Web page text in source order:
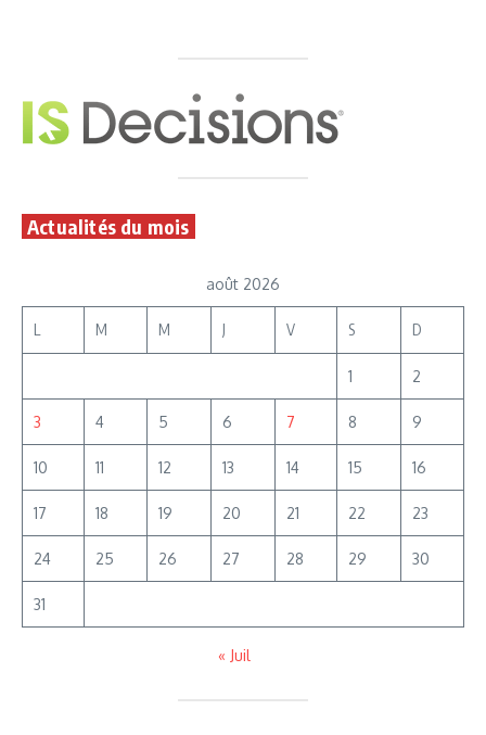
Actualités du mois
août 2026
L M M J V S D
1 2
3 4 5 6 7 8 9
10 11 12 13 14 15 16
17 18 19 20 21 22 23
24 25 26 27 28 29 30
31
« Juil